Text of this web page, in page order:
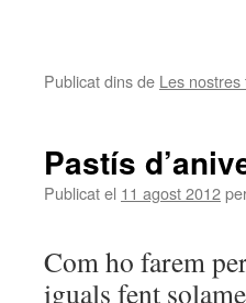
Publicat dins de Les
Pastís
Publicat el 11 agost 2012
Com ho farem
iguals fent